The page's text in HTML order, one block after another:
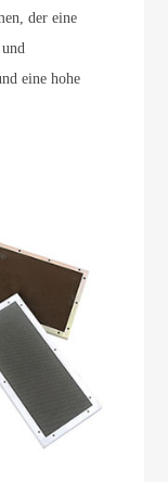
der eine
eine hohe